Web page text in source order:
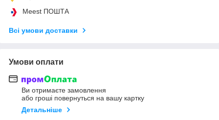
Meest ПОШТА
Всі умови доставки
Умови оплати
Ви отримаєте замовлення
або гроші повернуться на вашу картку
Детальніше